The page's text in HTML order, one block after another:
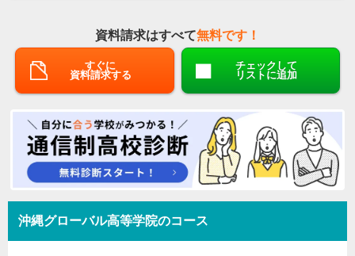
資料請求はすべて無料です！
すぐに
資料請求する
チェックして
リストに追加
沖縄グローバル高等学院のコース